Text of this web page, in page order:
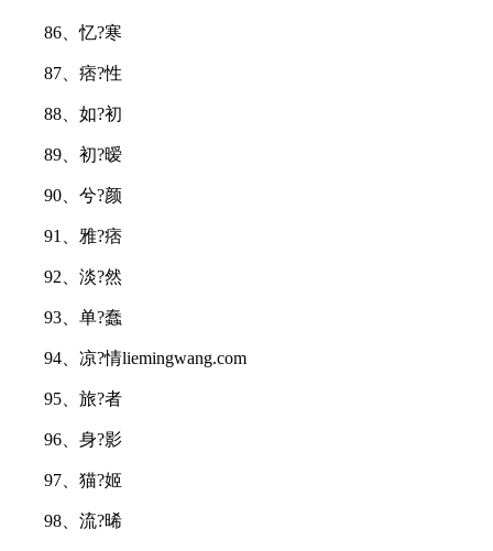
86、忆?寒
87、痞?性
88、如?初
89、初?暧
90、兮?颜
91、雅?痞
92、淡?然
93、单?蠢
94、凉?情liemingwang.com
95、旅?者
96、身?影
97、猫?姬
98、流?晞